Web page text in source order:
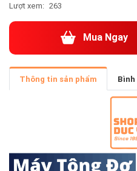
Lượt xem: 263
Mua Ngay
Thông tin sản phẩm Bình